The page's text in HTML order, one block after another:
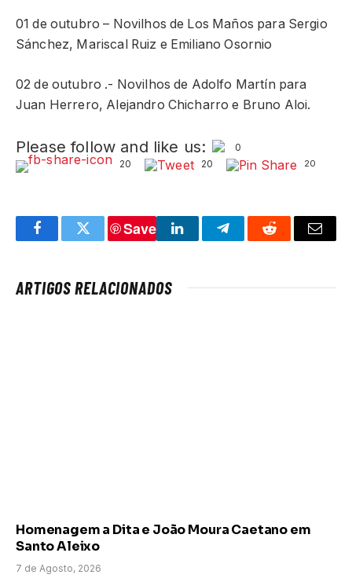
01 de outubro – Novilhos de Los Maños para Sergio
Sánchez, Mariscal Ruiz e Emiliano Osornio
02 de outubro .- Novilhos de Adolfo Martín para
Juan Herrero, Alejandro Chicharro e Bruno Aloi.
Please follow and like us:
0
20
20 20
FacebookTwitter
Save
LinkedInTelegramReddit Email
ARTIGOS RELACIONADOS
Homenagem a Dita e João Moura Caetano em
Santo Aleixo
7 de Agosto, 2026